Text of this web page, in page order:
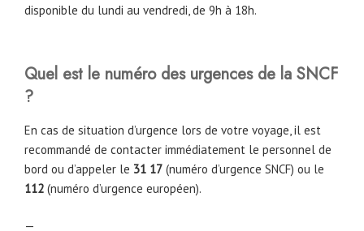
disponible du lundi au vendredi, de 9h à 18h.
Quel est le numéro des urgences de la SNCF
?
En cas de situation d’urgence lors de votre voyage, il est
recommandé de contacter immédiatement le personnel de
bord ou d’appeler le 31 17 (numéro d’urgence SNCF) ou le
112 (numéro d’urgence européen).
—